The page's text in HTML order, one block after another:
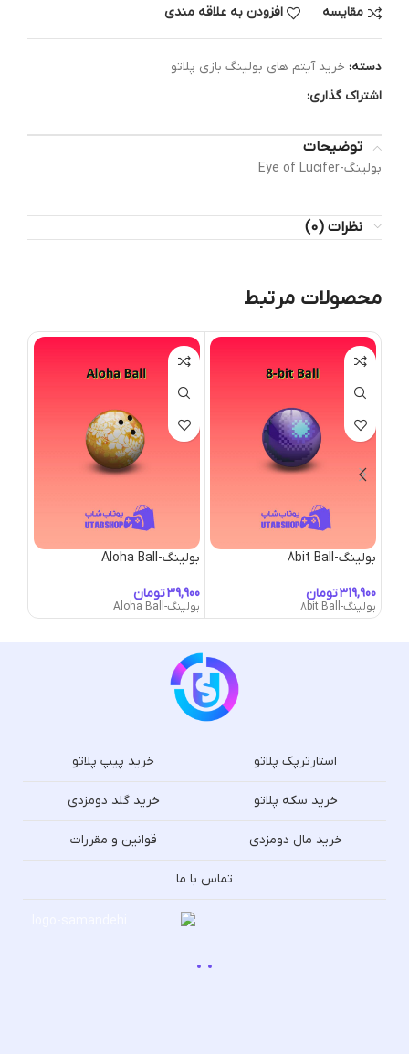
مقایسه افزودن به علاقه مندی
دسته: خرید آیتم های بولینگ بازی پلاتو
اشتراک گذاری:
توضیحات
بولینگ-Eye of Lucifer
نظرات (0)
محصولات مرتبط
بولینگ-8bit Ball
تومان
بولینگ-8bit Ball
بولینگ-Aloha Ball
تومان
بولینگ-Aloha Ball
استارترپک پلاتو خرید پیپ پلاتو
خرید سکه پلاتو خرید گلد دومزدی
خرید مال دومزدی قوانین و مقررات
تماس با ما